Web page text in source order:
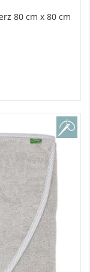
80 cm x 80 cm